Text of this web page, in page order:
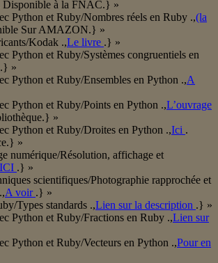
Disponible à la FNAC.} »
Python et Ruby/Nombres réels en Ruby .,(la
Sur AMAZON.} »
Kodak .,Le livre .} »
Python et Ruby/Systèmes congruentiels en
.} »
Python et Ruby/Ensembles en Python .,A
Python et Ruby/Points en Python .,L’ouvrage
»
Python et Ruby/Droites en Python .,Ici .
»
numérique/Résolution, affichage et
.} »
scientifiques/Photographie rapprochée et
A voir .} »
Types standards .,Lien sur la description .} »
Python et Ruby/Fractions en Ruby .,Lien sur
Python et Ruby/Vecteurs en Python .,Pour en